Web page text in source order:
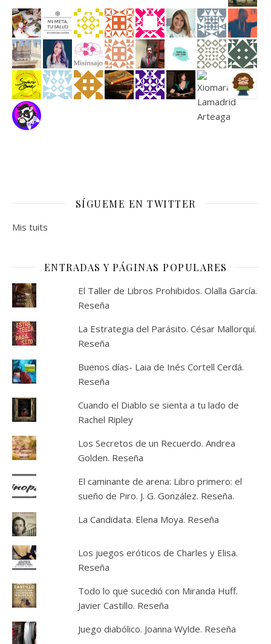
SÍGUEME EN TWITTER
Mis tuits
ENTRADAS Y PÁGINAS POPULARES
El Taller de Libros Prohibidos. Olalla García.
Reseña
La Estrategia del Parásito. César Mallorquí.
Reseña
Buenos días- Laia de Inés Cortell Cerdá.
Reseña
Cuando el Diablo se sienta a tu lado de
Rachel Ripley
Los Secretos de un Recuerdo. Andrea
Golden. Reseña
El caminante de arena: Libro primero: el
sueño de Piro. J. G. González. Reseña.
La Candidata. Elena Moya. Reseña
Los juegos eróticos de Charles y Elisa.
Reseña
Todo lo que sucedió con Miranda Huff.
Javier Castillo. Reseña
Juego diabólico. Joanna Wylde. Reseña